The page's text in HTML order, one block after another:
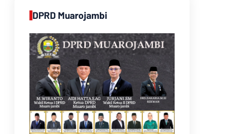
DPRD Muarojambi